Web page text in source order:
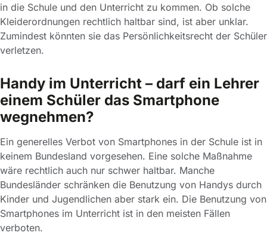
in die Schule und den Unterricht zu kommen. Ob solche
Kleiderordnungen rechtlich haltbar sind, ist aber unklar.
Zumindest könnten sie das Persönlichkeitsrecht der Schüler
verletzen.
Handy im Unterricht – darf ein Lehrer
einem Schüler das Smartphone
wegnehmen?
Ein generelles Verbot von Smartphones in der Schule ist in
keinem Bundesland vorgesehen. Eine solche Maßnahme
wäre rechtlich auch nur schwer haltbar. Manche
Bundesländer schränken die Benutzung von Handys durch
Kinder und Jugendlichen aber stark ein. Die Benutzung von
Smartphones im Unterricht ist in den meisten Fällen
verboten.